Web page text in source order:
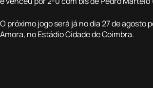
O próximo jogo será já no dia 27 de agosto
Amora, no Estádio Cidade de Coimbra.